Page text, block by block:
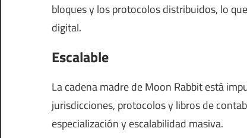
bloques y los protocolos distribuidos, lo
digital.
Escalable
La cadena madre de Moon Rabbit está
jurisdicciones, protocolos y libros de
especialización y escalabilidad masiva.